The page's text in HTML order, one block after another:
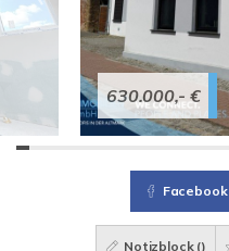
630.000,- €
Facebook
Notizblock ()